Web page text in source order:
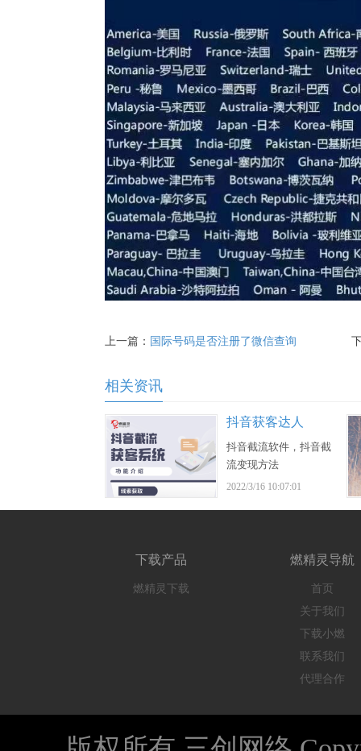
上一篇： 国际号码是否注册了微信查询
相关资讯
抖音获客达人
抖音截流软件，抖音截
流变现方法
2022/3/16 10:07:01
下载产品
燃精灵下载
燃精灵导航
首页
关于我们
下载小燃
联系我们
代理合作